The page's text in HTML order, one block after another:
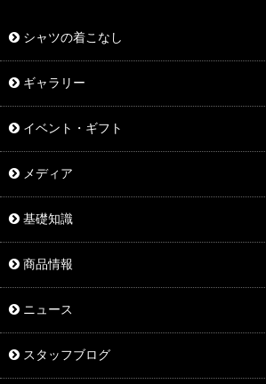
シャツの着こなし
ギャラリー
イベント・ギフト
メディア
基礎知識
商品情報
ニュース
スタッフブログ